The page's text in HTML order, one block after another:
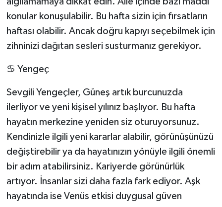
konular konuşulabilir. Bu hafta sizin için fırsatların
haftası olabilir. Ancak doğru kapıyı seçebilmek için
zihninizi dağıtan sesleri susturmanız gerekiyor.
♋ Yengeç
Sevgili Yengeçler, Güneş artık burcunuzda
ilerliyor ve yeni kişisel yılınız başlıyor. Bu hafta
hayatın merkezine yeniden siz oturuyorsunuz.
Kendinizle ilgili yeni kararlar alabilir, görünüşünüzü
değiştirebilir ya da hayatınızın yönüyle ilgili önemli
bir adım atabilirsiniz. Kariyerde görünürlük
artıyor. İnsanlar sizi daha fazla fark ediyor. Aşk
hayatında ise Venüs etkisi duygusal güven